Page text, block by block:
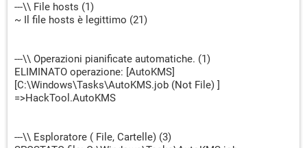
---\\ File hosts (1)
~ Il file hosts è legittimo (21)
---\\ Operazioni pianificate automatiche. (1)
ELIMINATO operazione: [AutoKMS]
[C:\Windows\Tasks\AutoKMS.job (Not File) ]
=>HackTool.AutoKMS
---\\ Esploratore ( File, Cartelle) (3)